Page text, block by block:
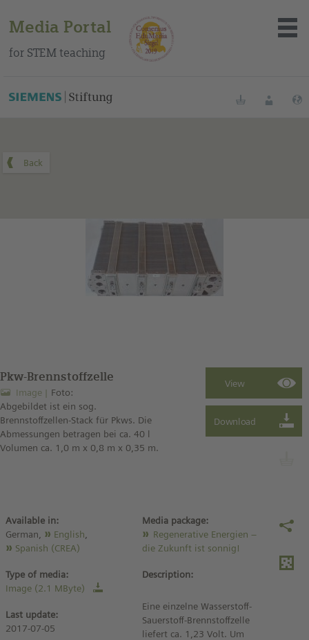
Media Portal
for STEM teaching
About the portal
BookmarksLogin
Pkw-Brennstoffzelle
Image
Foto:
Abgebildet ist ein sog.
Brennstoffzellen-Stack für Pkws. Die
Abmessungen betragen bei ca. 40 l
Volumen ca. 1,0 m x 0,8 m x 0,35 m.
Available in:
German,
English
Spanish (CREA)
Type of media:
Image (2.1 MByte)
Last update:
2017-07-05
Media package:
Regenerative Energien –
die Zukunft ist sonnig!
Description:
Eine einzelne Wasserstoff-
Sauerstoff-Brennstoffzelle
liefert ca. 1,23 Volt. Um
You can find this medium on our Spanish education portal